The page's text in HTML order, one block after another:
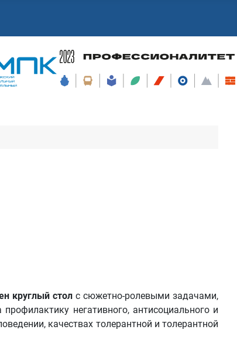
круглый стол с сюжетно-ролевыми задачами,
негативного, антисоциального и
качествах толерантной и толерантной